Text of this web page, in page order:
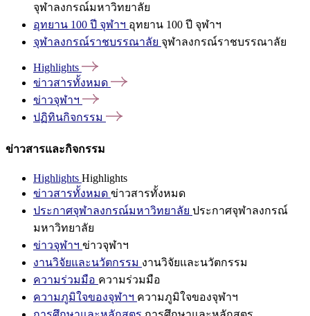
จุฬาลงกรณ์มหาวิทยาลัย
อุทยาน 100 ปี จุฬาฯ อุทยาน 100 ปี จุฬาฯ
จุฬาลงกรณ์ราชบรรณาลัย จุฬาลงกรณ์ราชบรรณาลัย
Highlights
ข่าวสารทั้งหมด
ข่าวจุฬาฯ
ปฏิทินกิจกรรม
ข่าวสารและกิจกรรม
Highlights Highlights
ข่าวสารทั้งหมด ข่าวสารทั้งหมด
ประกาศจุฬาลงกรณ์มหาวิทยาลัย ประกาศจุฬาลงกรณ์
มหาวิทยาลัย
ข่าวจุฬาฯ ข่าวจุฬาฯ
งานวิจัยและนวัตกรรม งานวิจัยและนวัตกรรม
ความร่วมมือ ความร่วมมือ
ความภูมิใจของจุฬาฯ ความภูมิใจของจุฬาฯ